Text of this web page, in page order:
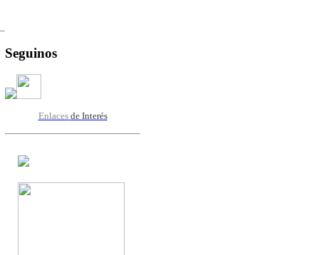
Seguinos
Enlaces de Interés